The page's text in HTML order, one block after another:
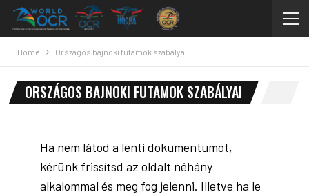
Home Országos bajnoki futamok szabályai
ORSZÁGOS BAJNOKI FUTAMOK SZABÁLYAI
Ha nem látod a lenti dokumentumot,
kérünk frissítsd az oldalt néhány
alkalommal és meg fog jelenni. Illetve ha le